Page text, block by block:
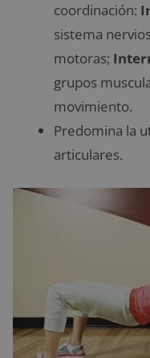
coordinación:
sistema
motoras;
grupos
movimiento.
Predomina la
articulares.